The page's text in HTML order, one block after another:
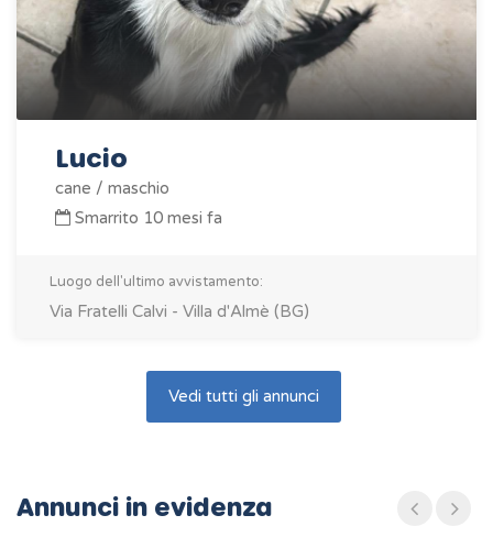
Lucio
cane / maschio
Smarrito 10 mesi fa
Luogo dell'ultimo avvistamento:
Via Fratelli Calvi - Villa d'Almè (BG)
Vedi tutti gli annunci
Annunci in evidenza